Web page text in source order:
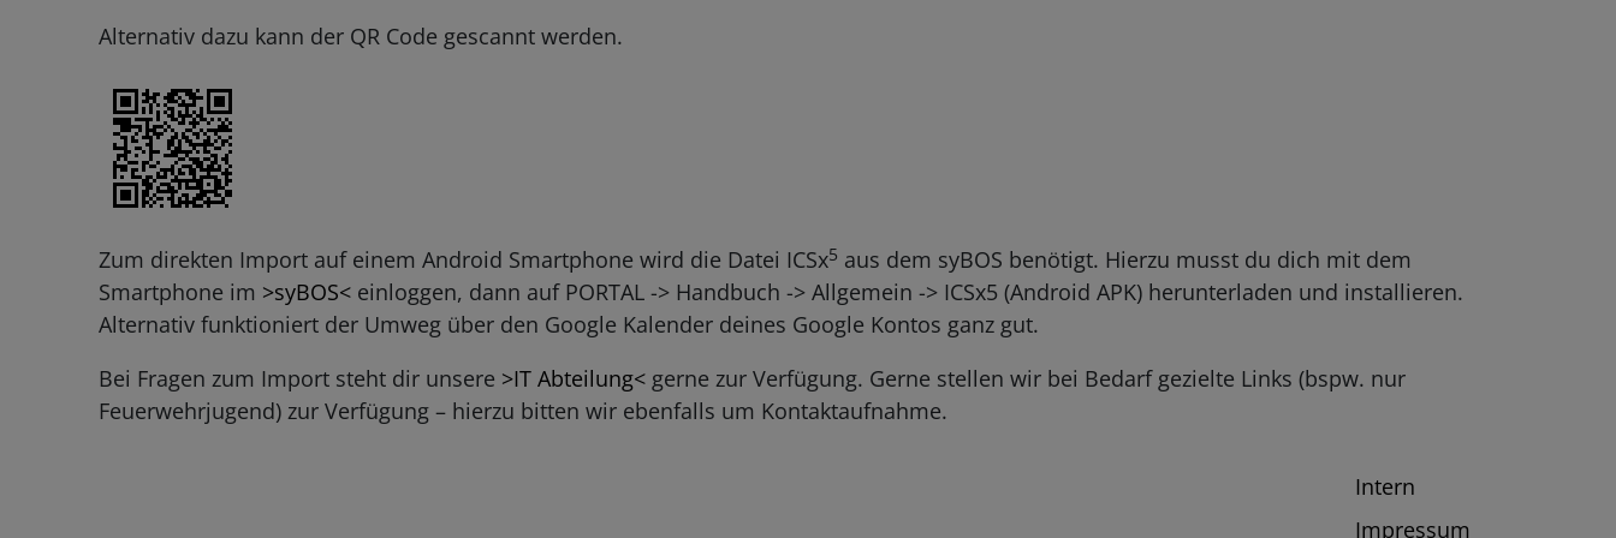
Alternativ dazu kann der QR Code gescannt werden.
Zum direkten Import auf einem Android Smartphone wird die Datei ICSx5 aus dem syBOS benötigt. Hierzu musst du dich mit dem
Smartphone im >syBOS< einloggen, dann auf PORTAL -> Handbuch -> Allgemein -> ICSx5 (Android APK) herunterladen und installieren.
Alternativ funktioniert der Umweg über den Google Kalender deines Google Kontos ganz gut.
Bei Fragen zum Import steht dir unsere >IT Abteilung< gerne zur Verfügung. Gerne stellen wir bei Bedarf gezielte Links (bspw. nur
Feuerwehrjugend) zur Verfügung – hierzu bitten wir ebenfalls um Kontaktaufnahme.
Intern
Impressum